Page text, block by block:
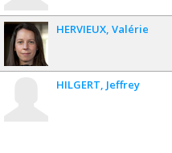
HERVIEUX Valérie
HILGERT Jeffrey